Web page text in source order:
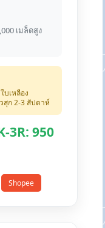
เมล็ดสูง
บเหลือง
สุก 2-3 สัปดาห์
3R: 950
Shopee